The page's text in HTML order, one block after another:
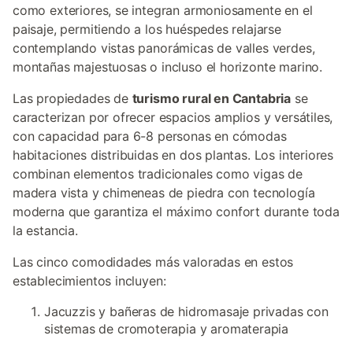
como exteriores, se integran armoniosamente en el
paisaje, permitiendo a los huéspedes relajarse
contemplando vistas panorámicas de valles verdes,
montañas majestuosas o incluso el horizonte marino.
Las propiedades de turismo rural en Cantabria se
caracterizan por ofrecer espacios amplios y versátiles,
con capacidad para 6-8 personas en cómodas
habitaciones distribuidas en dos plantas. Los interiores
combinan elementos tradicionales como vigas de
madera vista y chimeneas de piedra con tecnología
moderna que garantiza el máximo confort durante toda
la estancia.
Las cinco comodidades más valoradas en estos
establecimientos incluyen:
Jacuzzis y bañeras de hidromasaje privadas con
sistemas de cromoterapia y aromaterapia